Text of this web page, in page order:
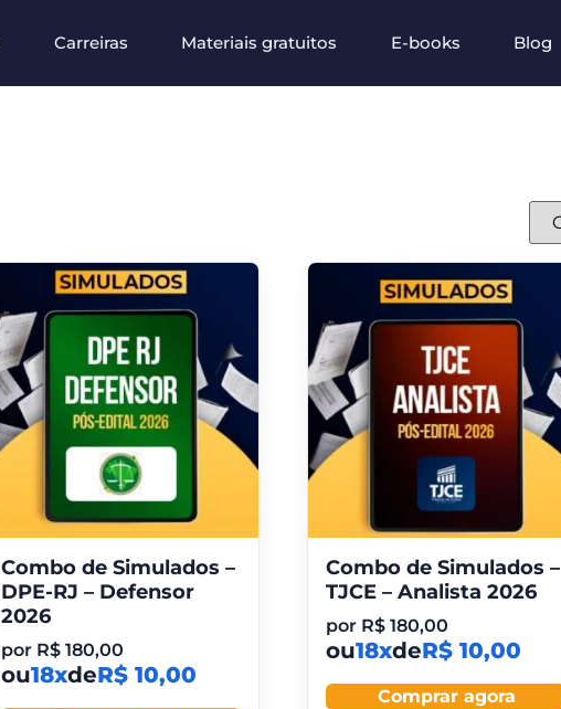
Carreiras Materiais gratuitos E-books Blog
Combo de Simulados –
DPE-RJ – Defensor
2026
por R$180,00
ou18xdeR$ 10,00
Combo de Simulados –
TJCE – Analista 2026
por R$ 180,00
ou18xdeR$ 10,00
Comprar agora